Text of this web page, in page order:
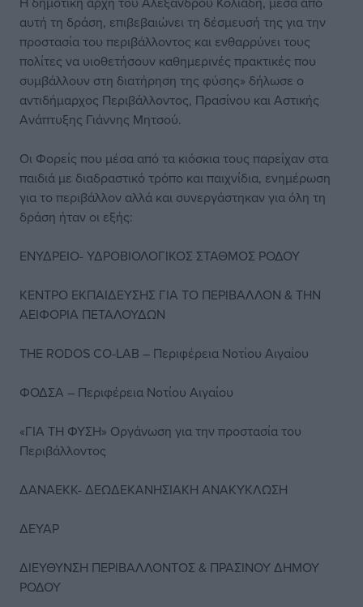
αυτή τη δράση, επιβεβαιώνει τη δέσμευσή της για την
προστασία του περιβάλλοντος και ενθαρρύνει τους
πολίτες να υιοθετήσουν καθημερινές πρακτικές που
συμβάλλουν στη διατήρηση της φύσης» δήλωσε ο
αντιδήμαρχος Περιβάλλοντος, Πρασίνου και Αστικής
Ανάπτυξης Γιάννης Μητσού.
Οι Φορείς που μέσα από τα κιόσκια τους παρείχαν στα
παιδιά με διαδραστικό τρόπο και παιχνίδια, ενημέρωση
για το περιβάλλον αλλά και συνεργάστηκαν για όλη τη
δράση ήταν οι εξής:
ΕΝΥΔΡΕΙΟ- ΥΔΡΟΒΙΟΛΟΓΙΚΟΣ ΣΤΑΘΜΟΣ ΡΟΔΟΥ
ΚΕΝΤΡΟ ΕΚΠΑΙΔΕΥΣΗΣ ΓΙΑ ΤΟ ΠΕΡΙΒΑΛΛΟΝ & ΤΗΝ
ΑΕΙΦΟΡΙΑ ΠΕΤΑΛΟΥΔΩΝ
THE RODOS CO-LAB – Περιφέρεια Νοτίου Αιγαίου
ΦΟΔΣΑ – Περιφέρεια Νοτίου Αιγαίου
«ΓΙΑ ΤΗ ΦΥΣΗ» Οργάνωση για την προστασία του
Περιβάλλοντος
ΔΑΝΑΕΚΚ- ΔΕΩΔΕΚΑΝΗΣΙΑΚΗ ΑΝΑΚΥΚΛΩΣΗ
ΔΕΥΑΡ
ΔΙΕΥΘΥΝΣΗ ΠΕΡΙΒΑΛΛΟΝΤΟΣ & ΠΡΑΣΙΝΟΥ ΔΗΜΟΥ
ΡΟΔΟΥ